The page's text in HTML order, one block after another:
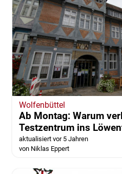
Wolfenbüttel
Ab Montag: Warum
Testzentrum ins
aktualisiert vor 5 Jahren
von Niklas Eppert